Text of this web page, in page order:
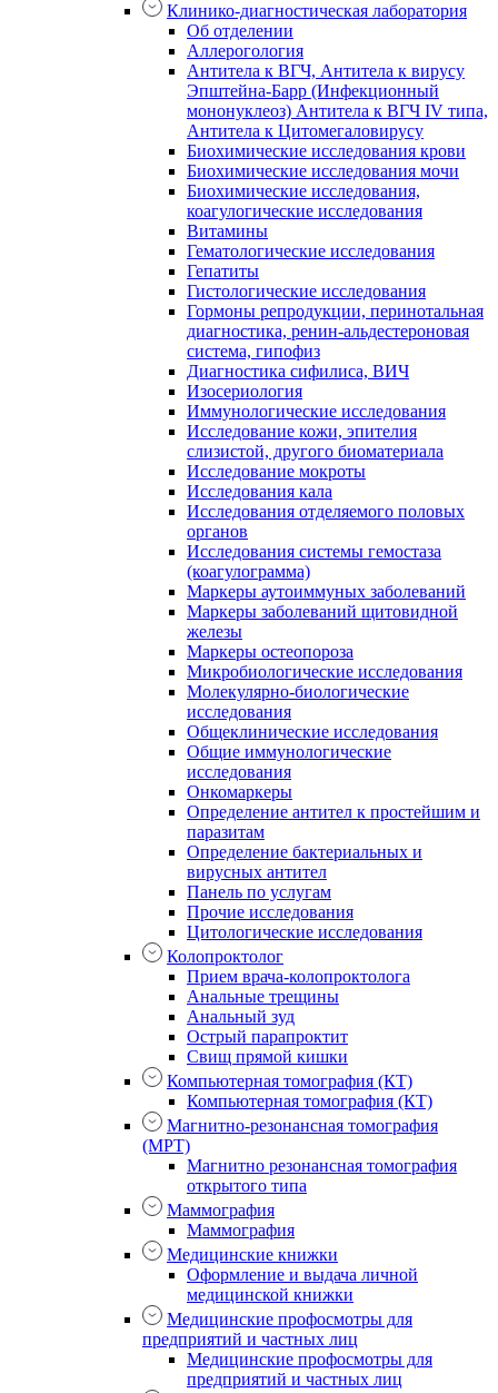
Клинико-диагностическая лаборатория
Об отделении
Аллерогология
Антитела к ВГЧ, Антитела к вирусу
Эпштейна-Барр (Инфекционный
мононуклеоз) Антитела к ВГЧ IV типа,
Антитела к Цитомегаловирусу
Биохимические исследования крови
Биохимические исследования мочи
Биохимические исследования,
коагулогические исследования
Витамины
Гематологические исследования
Гепатиты
Гистологические исследования
Гормоны репродукции, перинотальная
диагностика, ренин-альдестероновая
система, гипофиз
Диагностика сифилиса, ВИЧ
Изосериология
Иммунологические исследования
Исследование кожи, эпителия
слизистой, другого биоматериала
Исследование мокроты
Исследования кала
Исследования отделяемого половых
органов
Исследования системы гемостаза
(коагулограмма)
Маркеры аутоиммуных заболеваний
Маркеры заболеваний щитовидной
железы
Маркеры остеопороза
Микробиологические исследования
Молекулярно-биологические
исследования
Общеклинические исследования
Общие иммунологические
исследования
Онкомаркеры
Определение антител к простейшим и
паразитам
Определение бактериальных и
вирусных антител
Панель по услугам
Прочие исследования
Цитологические исследования
Колопроктолог
Прием врача-колопроктолога
Анальные трещины
Анальный зуд
Острый парапроктит
Свищ прямой кишки
Компьютерная томография (КТ)
Компьютерная томография (КТ)
Магнитно-резонансная томография
(МРТ)
Магнитно резонансная томография
открытого типа
Маммография
Маммография
Медицинские книжки
Оформление и выдача личной
медицинской книжки
Медицинские профосмотры для
предприятий и частных лиц
Медицинские профосмотры для
предприятий и частных лиц